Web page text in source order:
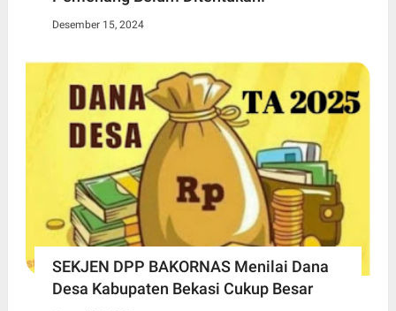
Desember 15, 2024
SEKJEN DPP BAKORNAS Menilai Dana
Desa Kabupaten Bekasi Cukup Besar